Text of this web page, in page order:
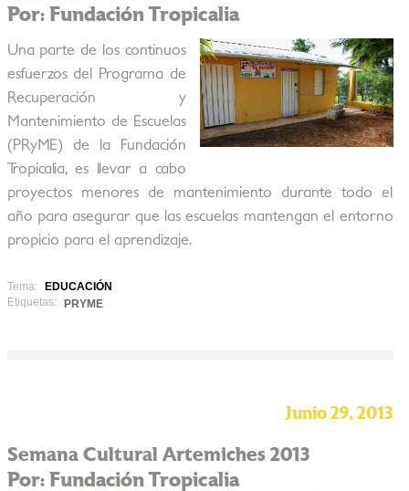
Por: Fundación Tropicalia
Una parte de los continuos
esfuerzos del Programa de
Recuperación y
Mantenimiento de Escuelas
(PRyME) de la Fundación
Tropicalia, es llevar a cabo
proyectos menores de mantenimiento durante todo el
año para asegurar que las escuelas mantengan el entorno
propicio para el aprendizaje.
Tema:
EDUCACIÓN
Etiquetas:
PRYME
Junio 29, 2013
Semana Cultural Artemiches 2013
Por: Fundación Tropicalia